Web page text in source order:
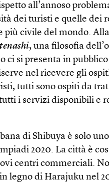
all’annoso
dei turisti e quelle dei
più civile del mondo.
, una filosofia
ci si presenta in
nel ricevere gli
tutti sono ospiti da
i servizi disponibili e
di Shibuya è solo
2020. La città è
centri commerciali.
legno di Harajuku nel